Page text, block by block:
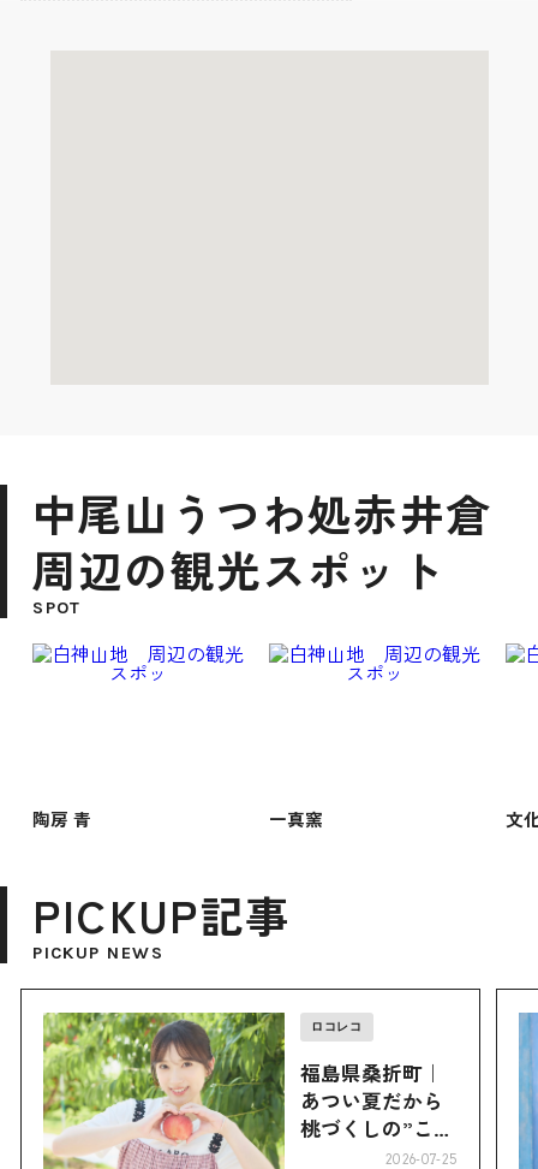
中尾山うつわ処赤井倉
周辺の観光スポット
SPOT
陶房 青 一真窯 文
PICKUP記事
PICKUP NEWS
ロコレコ
福島県桑折町｜
あつい夏だから
桃づくしの”こお
2026-07-25